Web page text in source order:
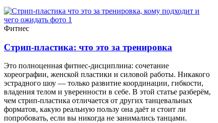
Фитнес
Стрип-пластика: что это за тренировка
Это полноценная фитнес-дисциплина: сочетание
хореографии, женской пластики и силовой работы. Никакого
эстрадного шоу — только развитие координации, гибкости,
владения телом и уверенности в себе. В этой статье разберём,
чем стрип-пластика отличается от других танцевальных
форматов, какую реальную пользу она даёт и стоит ли
попробовать, если вы никогда не занимались танцами.